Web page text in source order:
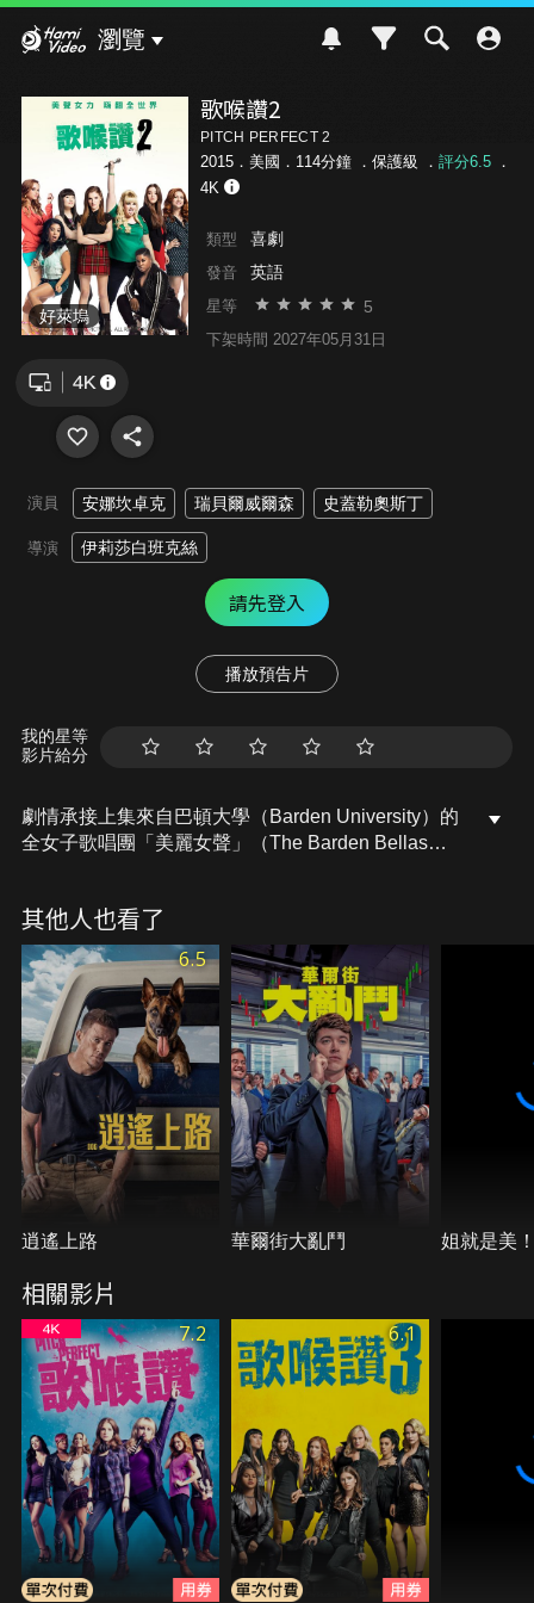
瀏覽
好萊塢
歌喉讚2
PITCH PERFECT 2
2015．美國．114分鐘 ． 保護級 ． 評分6.5．
4K
類型 喜劇
發音 英語
星等 5
下架時間 2027年05月31日
演員 安娜坎卓克 瑞貝爾威爾森 史蓋勒奧斯丁
導演 伊莉莎白班克絲
請先登入
播放預告片
我的星等
影片給分
劇情承接上集來自巴頓大學（Barden University）的
全女子歌唱團「美麗女聲」（The Barden Bellas）
名度也隨之展開，續集開場「美麗女聲」應邀在總統
生日當日表演，不料成員胖艾美表演中途出了洋相害
得現場所有人尷尬，成員們就讀的巴頓大學名譽也跟
著受影響，「美麗女聲」因而被禁止巡迴演出，為了
挽回名譽，「美麗女聲」朝著世界阿卡貝拉錦標賽冠
軍努力。
其他人也看了
6.5
逍遙上路 華爾街大亂鬥 姐就是美
相關影片
7.2 6.1